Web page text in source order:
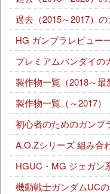
過去（2015～2017）
HG ガンプラレビュー
プレミアムバンダイの
製作物一覧（2018～最
製作物一覧（～2017）
初心者のためのガンプ
A.O.Zシリーズ 組み合
HGUC・MG ジェガン
機動戦士ガンダムUC